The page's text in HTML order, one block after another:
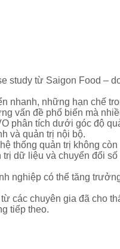
từ Saigon Food –
nhanh, những hạn chế
vấn đề phổ biến mà
phân tích dưới góc độ
và quản trị nội bộ.
thống quản trị không
dữ liệu và chuyển đổi
nghiệp có thể tăng
các chuyên gia đã cho
tiếp theo.